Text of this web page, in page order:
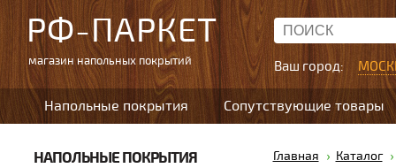
РФ-ПАРКЕТ
магазин напольных покрытий Ваш город:
Напольные покрытия Сопутствующие товары
НАПОЛЬНЫЕ ПОКРЫТИЯ Главная Каталог